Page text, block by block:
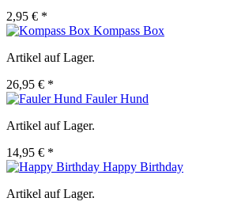
2,95 € *
Kompass Box
Artikel auf Lager.
26,95 € *
Fauler Hund
Artikel auf Lager.
14,95 € *
Happy Birthday
Artikel auf Lager.